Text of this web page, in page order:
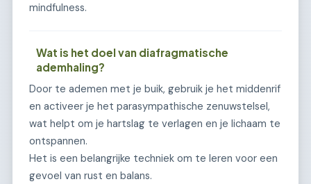
mindfulness.
Wat is het doel van diafragmatische
ademhaling?
Door te ademen met je buik, gebruik je het middenrif
en activeer je het parasympathische zenuwstelsel,
wat helpt om je hartslag te verlagen en je lichaam te
ontspannen.
Het is een belangrijke techniek om te leren voor een
gevoel van rust en balans.